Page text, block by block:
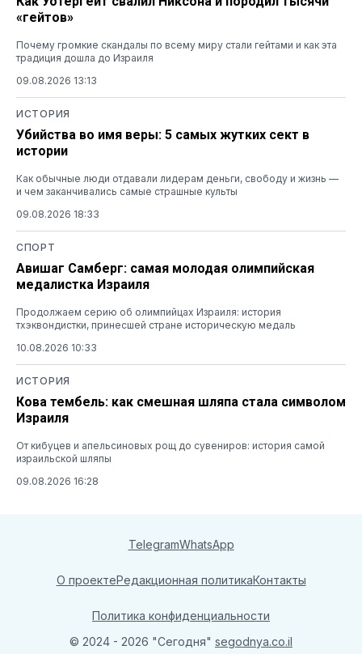
«гейтов»
Почему громкие скандалы по всему миру стали гейтами и как эта
традиция дошла до Израиля
09.08.2026 13:13
ИСТОРИЯ
Убийства во имя веры: 5 самых жутких сект в
истории
Как обычные люди отдавали лидерам деньги, свободу и жизнь —
и чем заканчивались самые страшные культы
09.08.2026 18:33
СПОРТ
Авишаг Самберг: самая молодая олимпийская
медалистка Израиля
Продолжаем серию об олимпийцах Израиля: история
тхэквондистки, принесшей стране историческую медаль
10.08.2026 10:33
ИСТОРИЯ
Кова тембель: как смешная шляпа стала символом
Израиля
От кибуцев и апельсиновых рощ до сувениров: история самой
израильской шляпы
09.08.2026 16:28
TelegramWhatsApp
О проектеРедакционная политикаКонтакты
Политика конфиденциальности
© 2024 - 2026 "Сегодня" segodnya.co.il